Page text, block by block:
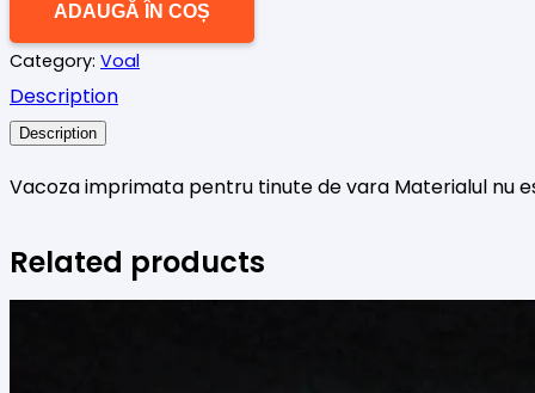
plin
gipsy
rosu
cu
auriu
ADAUGĂ ÎN COȘ
Category: Voal
Description
Description
Vacoza imprimata pentru tinute de vara Materialul nu
Related products